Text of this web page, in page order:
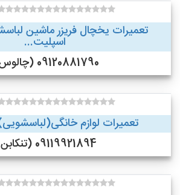
تعمیرات یخچال فریزر ماشین
اسپلیت...
09120881790 (چالوس )
تعمیرات لوازم خانگی(لباسشویی)
09119921894 (تنکابن )